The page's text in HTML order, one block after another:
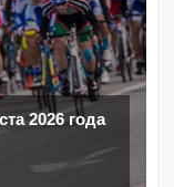
2026 года